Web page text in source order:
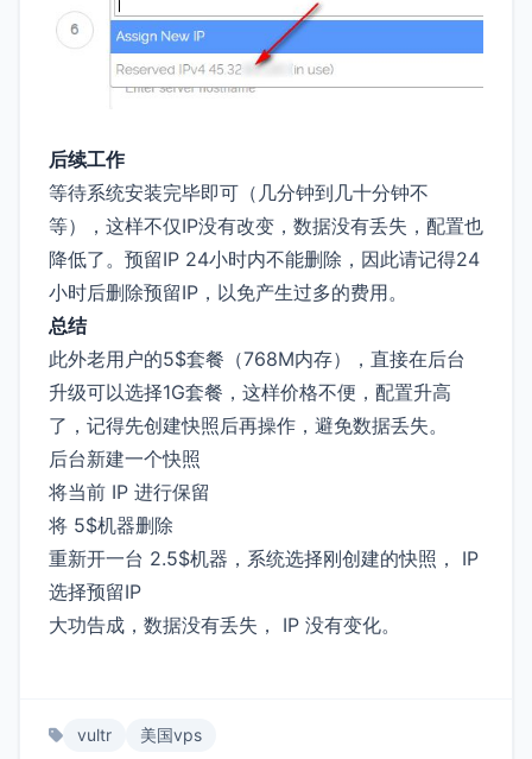
后续工作
等待系统安装完毕即可（几分钟到几十分钟不
等），这样不仅IP没有改变，数据没有丢失，配置也
降低了。预留IP 24小时内不能删除，因此请记得24
小时后删除预留IP，以免产生过多的费用。
总结
此外老用户的5$套餐（768M内存），直接在后台
升级可以选择1G套餐，这样价格不便，配置升高
了，记得先创建快照后再操作，避免数据丢失。
后台新建一个快照
将当前 IP 进行保留
将 5$机器删除
重新开一台 2.5$机器，系统选择刚创建的快照， IP
选择预留IP
大功告成，数据没有丢失， IP 没有变化。
vultr 美国vps